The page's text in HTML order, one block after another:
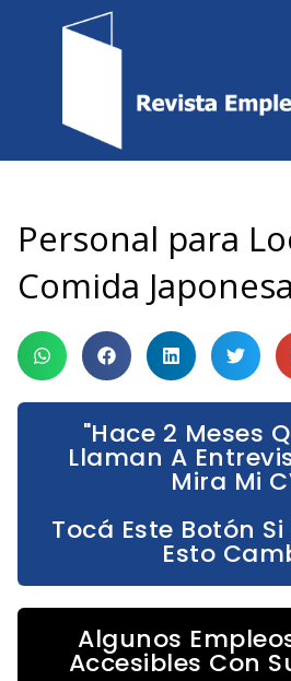
Personal para
Comida Japonesa
"Hace 2 Meses
Llaman A
Mira Mi
Tocá Este Botón
Esto
Algunos
Accesibles Con